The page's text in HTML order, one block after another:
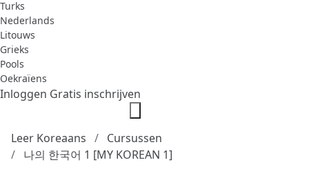
Turks
Nederlands
Litouws
Grieks
Pools
Oekraïens
Inloggen Gratis inschrijven
Leer Koreaans
Cursussen
나의 한국어 1 [MY KOREAN 1]